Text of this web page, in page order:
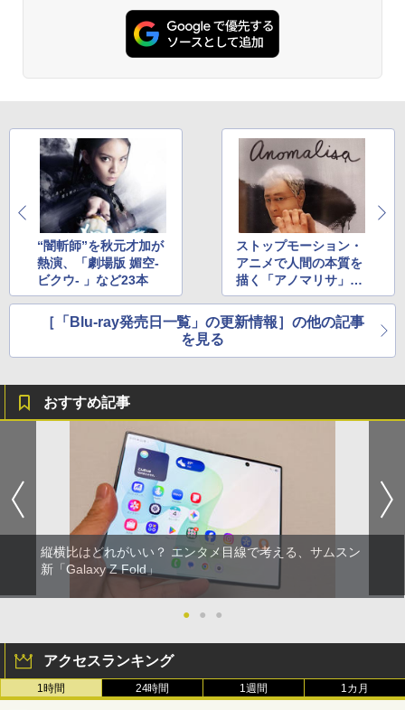
“闇斬師”を秋元才加が
熱演、「劇場版 媚空-
ビクウ- 」など23本
ストップモーション・
アニメで人間の本質を
描く「アノマリサ」な
ど10本
［「Blu-ray発売日一覧」の更新情報］の他の記事
を見る
おすすめ記事
縦横比はどれがいい？ エンタメ目線で考える、サムスン
新「Galaxy Z Fold」
● ● ●
アクセスランキング
1時間 24時間 1週間 1カ月